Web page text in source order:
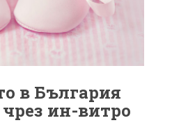
в България
чрез ин-витро